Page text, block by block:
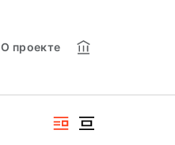
О проекте